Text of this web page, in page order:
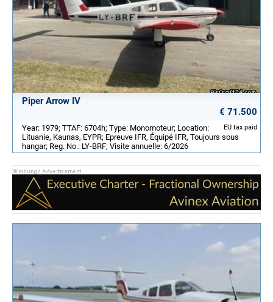
Piper Arrow IV
€ 71.500
EU tax paid
Year: 1979; TTAF: 6704h; Type: Monomoteur; Location:
Lituanie, Kaunas, EYPR; Epreuve IFR, Équipé IFR, Toujours sous
hangar; Reg. No.: LY-BRF; Visite annuelle: 6/2026